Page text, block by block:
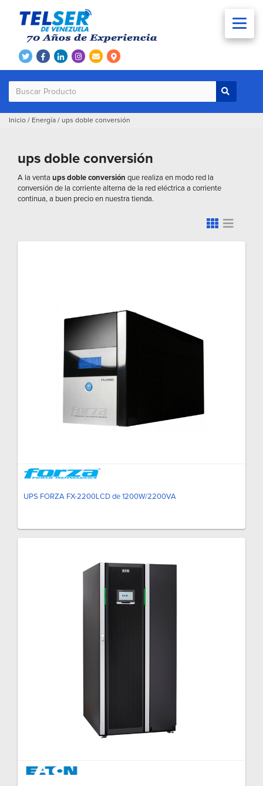
Inicio / Energía / ups doble conversión
ups doble conversión
A la venta ups doble conversión que realiza en modo red la
conversión de la corriente alterna de la red eléctrica a corriente
continua, a buen precio en nuestra tienda.
UPS FORZA FX-2200LCD de 1200W/2200VA